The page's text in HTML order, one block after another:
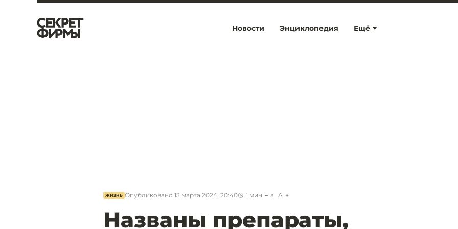
Ещё
Новости Энциклопедия
ЖИЗНЬ Опубликовано 13 марта 2024, 20:40 1 мин. a A
Названы препараты,